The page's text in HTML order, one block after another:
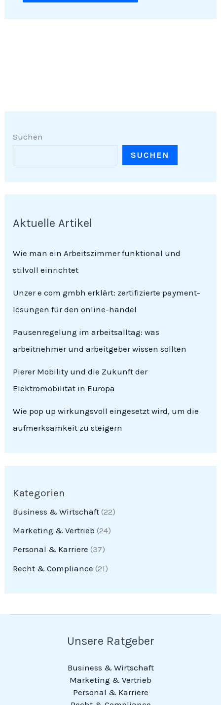
Suchen
SUCHEN
Aktuelle Artikel
Wie man ein Arbeitszimmer funktional und
stilvoll einrichtet
Unzer e com gmbh erklärt: zertifizierte payment-
lösungen für den online-handel
Pausenregelung im arbeitsalltag: was
arbeitnehmer und arbeitgeber wissen sollten
Pierer Mobility und die Zukunft der
Elektromobilität in Europa
Wie pop up wirkungsvoll eingesetzt wird, um die
aufmerksamkeit zu steigern
Kategorien
Business & Wirtschaft (22)
Marketing & Vertrieb (24)
Personal & Karriere (37)
Recht & Compliance (21)
Unsere Ratgeber
Business & Wirtschaft
Marketing & Vertrieb
Personal & Karriere